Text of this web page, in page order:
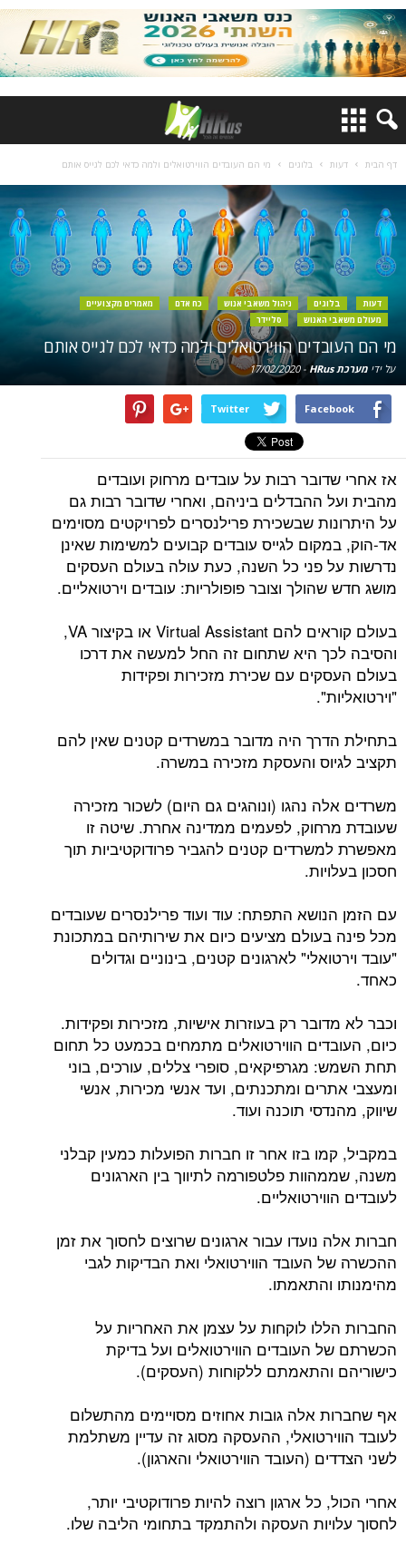
דף הבית דעות בלוגים מי הם העובדים הווירטואלים ולמה כדאי לכם לגייס אותם
דעות בלוגים ניהול משאבי אנוש כח אדם
מאמרים מקצועיים
מעולם משאבי האנוש
סליידר
מי הם העובדים הווירטואלים ולמה כדאי לכם לגייס אותם
על ידי מערכת HRus -
17/02/2020
Facebook
Twitter
אז אחרי שדובר רבות על עובדים מרחוק ועובדים
מהבית ועל ההבדלים ביניהם, ואחרי שדובר רבות גם
על היתרונות שבשכירת פרילנסרים לפרויקטים מסוימים
אד-הוק, במקום לגייס עובדים קבועים למשימות שאינן
נדרשות על פני כל השנה, כעת עולה בעולם העסקים
מושג חדש שהולך וצובר פופולריות: עובדים וירטואליים.
בעולם קוראים להם Virtual Assistant או בקיצור VA,
והסיבה לכך היא שתחום זה החל למעשה את דרכו
בעולם העסקים עם שכירת מזכירות ופקידות
"וירטואליות".
בתחילת הדרך היה מדובר במשרדים קטנים שאין להם
תקציב לגיוס והעסקת מזכירה במשרה.
משרדים אלה נהגו (ונוהגים גם היום) לשכור מזכירה
שעובדת מרחוק, לפעמים ממדינה אחרת. שיטה זו
מאפשרת למשרדים קטנים להגביר פרודוקטיביות תוך
חסכון בעלויות.
עם הזמן הנושא התפתח: עוד ועוד פרילנסרים שעובדים
מכל פינה בעולם מציעים כיום את שירותיהם במתכונת
"עובד וירטואלי" לארגונים קטנים, בינוניים וגדולים
כאחד.
וכבר לא מדובר רק בעוזרות אישיות, מזכירות ופקידות.
כיום, העובדים הווירטואלים מתמחים בכמעט כל תחום
תחת השמש: מגרפיקאים, סופרי צללים, עורכים, בוני
ומעצבי אתרים ומתכנתים, ועד אנשי מכירות, אנשי
שיווק, מהנדסי תוכנה ועוד.
במקביל, קמו בזו אחר זו חברות הפועלות כמעין קבלני
משנה, שממהוות פלטפורמה לתיווך בין הארגונים
לעובדים הווירטואליים.
חברות אלה נועדו עבור ארגונים שרוצים לחסוך את זמן
ההכשרה של העובד הווירטואלי ואת הבדיקות לגבי
מהימנותו והתאמתו.
החברות הללו לוקחות על עצמן את האחריות על
הכשרתם של העובדים הווירטואלים ועל בדיקת
כישוריהם והתאמתם ללקוחות (העסקים).
אף שחברות אלה גובות אחוזים מסויימים מהתשלום
לעובד הווירטואלי, ההעסקה מסוג זה עדיין משתלמת
לשני הצדדים (העובד הווירטואלי והארגון).
אחרי הכול, כל ארגון רוצה להיות פרודוקטיבי יותר,
לחסוך עלויות העסקה ולהתמקד בתחומי הליבה שלו.